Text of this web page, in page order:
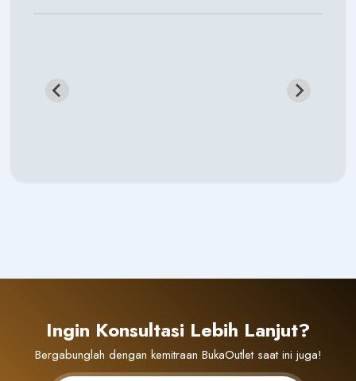
Ingin Konsultasi Lebih Lanjut?
Bergabunglah dengan kemitraan BukaOutlet saat ini juga!